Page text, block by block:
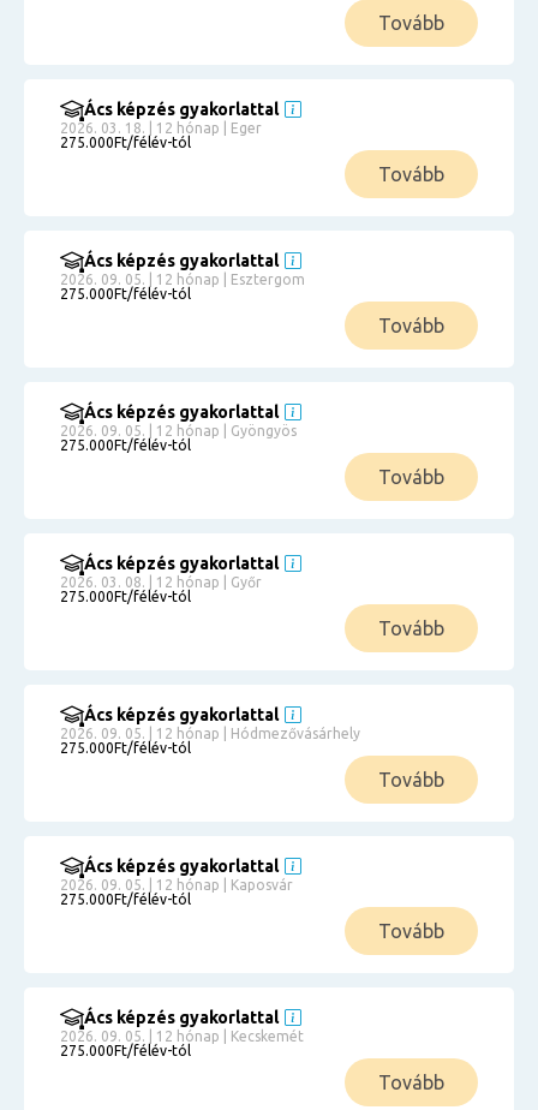
Tovább
Ács képzés gyakorlattal
2026. 03. 18. | 12 hónap | Eger
275.000Ft/félév-tól
Tovább
Ács képzés gyakorlattal
2026. 09. 05. | 12 hónap | Esztergom
275.000Ft/félév-tól
Tovább
Ács képzés gyakorlattal
2026. 09. 05. | 12 hónap | Gyöngyös
275.000Ft/félév-tól
Tovább
Ács képzés gyakorlattal
2026. 03. 08. | 12 hónap | Győr
275.000Ft/félév-tól
Tovább
Ács képzés gyakorlattal
2026. 09. 05. | 12 hónap | Hódmezővásárhely
275.000Ft/félév-tól
Tovább
Ács képzés gyakorlattal
2026. 09. 05. | 12 hónap | Kaposvár
275.000Ft/félév-tól
Tovább
Ács képzés gyakorlattal
2026. 09. 05. | 12 hónap | Kecskemét
275.000Ft/félév-tól
Tovább